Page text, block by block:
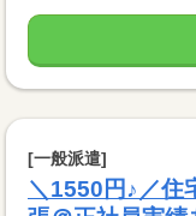
[一般派遣]
＼1550円♪／住